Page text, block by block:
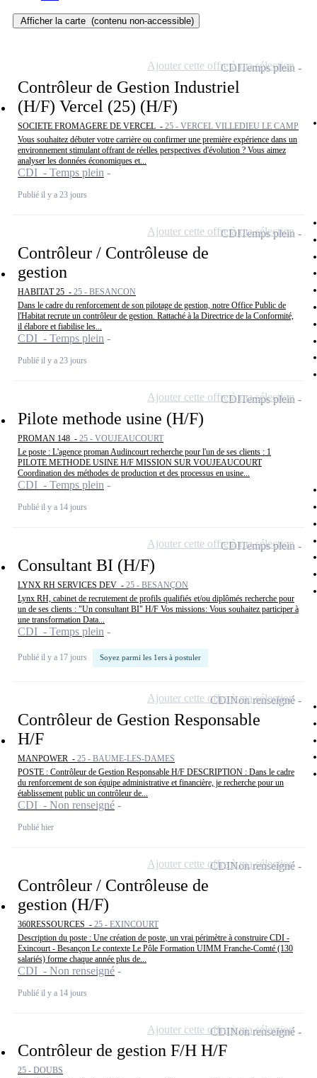
Afficher la carte (contenu non-accessible)
Contrôleur de Gestion Industriel
(H/F) Vercel (25) (H/F)
SOCIETE FROMAGERE DE VERCEL - 25 - VERCEL VILLEDIEU LE CAMP
Vous souhaitez débuter votre carrière ou confirmer une première expérience dans un
environnement stimulant offrant de réelles perspectives d'évolution ? Vous aimez
analyser les données économiques et...
CDI - Temps plein
Publié il y a 23 jours
CDITemps plein
Ajouter cette offre à ma sélection
Contrôleur / Contrôleuse de
gestion
HABITAT 25 - 25 - BESANCON
Dans le cadre du renforcement de son pilotage de gestion, notre Office Public de
l'Habitat recrute un contrôleur de gestion. Rattaché à la Directrice de la Conformité,
il élabore et fiabilise les...
CDI - Temps plein
Publié il y a 23 jours
CDITemps plein
Ajouter cette offre à ma sélection
Pilote methode usine (H/F)
PROMAN 148 - 25 - VOUJEAUCOURT
Le poste : L'agence proman Audincourt recherche pour l'un de ses clients : 1
PILOTE METHODE USINE H/F MISSION SUR VOUJEAUCOURT
Coordination des méthodes de production et des processus en usine...
CDI - Temps plein
Publié il y a 14 jours
CDITemps plein
Ajouter cette offre à ma sélection
Consultant BI (H/F)
LYNX RH SERVICES DEV - 25 - BESANÇON
Lynx RH, cabinet de recrutement de profils qualifiés et/ou diplômés recherche pour
un de ses clients : "Un consultant BI" H/F Vos missions: Vous souhaitez participer à
une transformation Data...
CDI - Temps plein
Publié il y a 17 jours Soyez parmi les 1ers à postuler
CDITemps plein
Ajouter cette offre à ma sélection
Contrôleur de Gestion Responsable
H/F
MANPOWER - 25 - BAUME-LES-DAMES
POSTE : Contrôleur de Gestion Responsable H/F DESCRIPTION : Dans le cadre
du renforcement de son équipe administrative et financière, je recherche pour un
établissement public un contrôleur de...
CDI - Non renseigné
Publié hier
CDINon renseigné
Ajouter cette offre à ma sélection
Contrôleur / Contrôleuse de
gestion (H/F)
360RESSOURCES - 25 - EXINCOURT
Description du poste : Une création de poste, un vrai périmètre à construire CDI -
Exincourt - Besançon Le contexte Le Pôle Formation UIMM Franche-Comté (130
salariés) forme chaque année plus de...
CDI - Non renseigné
Publié il y a 14 jours
CDINon renseigné
Ajouter cette offre à ma sélection
Contrôleur de gestion F/H H/F
25 - DOUBS
CDINon renseigné
Ajouter cette offre à ma sélection